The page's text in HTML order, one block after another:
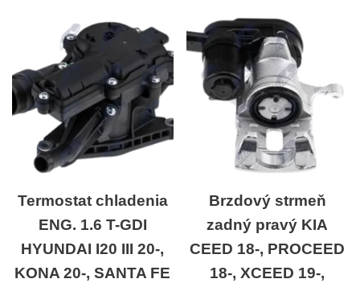
Termostat chladenia
ENG. 1.6 T-GDI
HYUNDAI I20 III 20-,
KONA 20-, SANTA FE
Brzdový strmeň
zadný pravý KIA
CEED 18-, PROCEED
18-, XCEED 19-,